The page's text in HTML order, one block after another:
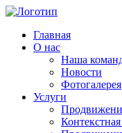
Главная
О нас
Наша
Новости
Фотогалерея
Услуги